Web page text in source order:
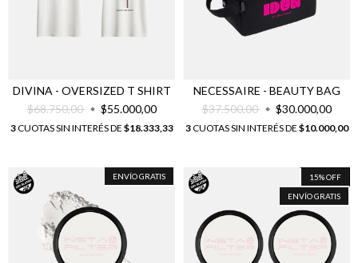
DIVINA - OVERSIZED T SHIRT
$68.750,00
$55.000,00
3CUOTAS SIN INTERÉS DE $18.333,33
NECESSAIRE - BEAUTY BAG
$37.500,00
$30.000,00
3CUOTAS SIN INTERÉS DE $10.000,00
ENVÍO GRATIS 15%OFF
ENVÍO GRATIS